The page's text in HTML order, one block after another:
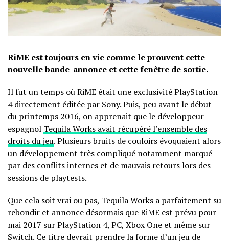
RiME est toujours en vie comme le prouvent cette
nouvelle bande-annonce et cette fenêtre de sortie.
Il fut un temps où RiME était une exclusivité PlayStation
4 directement éditée par Sony. Puis, peu avant le début
du printemps 2016, on apprenait que le développeur
espagnol Tequila Works avait récupéré l’ensemble des
droits du jeu. Plusieurs bruits de couloirs évoquaient alors
un développement très compliqué notamment marqué
par des conflits internes et de mauvais retours lors des
sessions de playtests.
Que cela soit vrai ou pas, Tequila Works a parfaitement su
rebondir et annonce désormais que RiME est prévu pour
mai 2017 sur PlayStation 4, PC, Xbox One et même sur
Switch. Ce titre devrait prendre la forme d’un jeu de